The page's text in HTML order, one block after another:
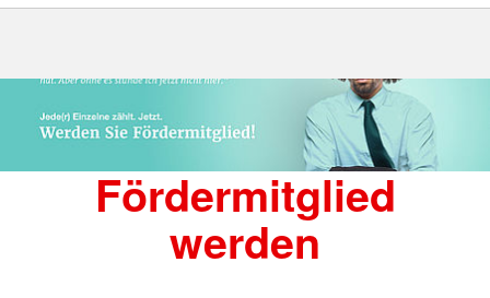
Fördermitglied
werden